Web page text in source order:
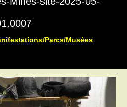
Parcs/Musées